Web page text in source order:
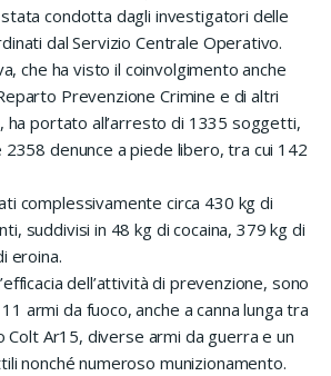
condotta dagli investigatori delle
dal Servizio Centrale Operativo.
che ha visto il coinvolgimento anche
Prevenzione Crimine e di altri
ha portato all’arresto di 1335 soggetti,
2358 denunce a piede libero, tra cui 142
complessivamente circa 430 kg di
suddivisi in 48 kg di cocaina, 379 kg di
eroina.
dell’attività di prevenzione, sono
armi da fuoco, anche a canna lunga tra
Colt Ar15, diverse armi da guerra e un
nonché numeroso munizionamento.